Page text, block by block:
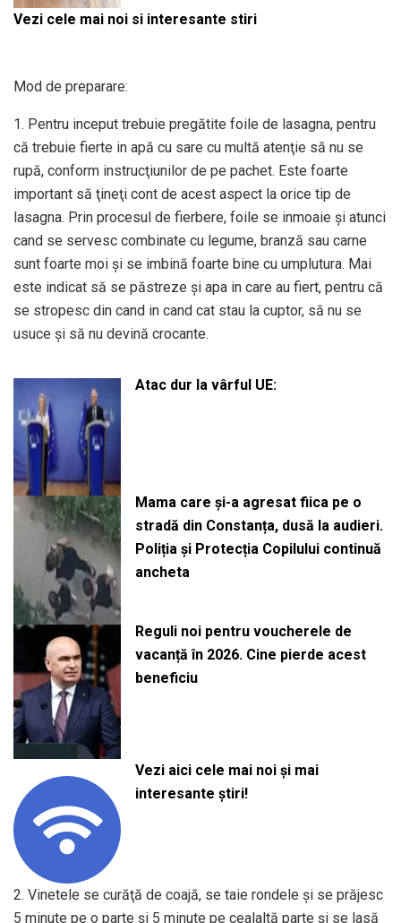
Vezi cele mai noi si interesante stiri
Mod de preparare:
1. Pentru inceput trebuie pregătite foile de lasagna, pentru
că trebuie fierte in apă cu sare cu multă atenţie să nu se
rupă, conform instrucţiunilor de pe pachet. Este foarte
important să ţineţi cont de acest aspect la orice tip de
lasagna. Prin procesul de fierbere, foile se inmoaie şi atunci
cand se servesc combinate cu legume, branză sau carne
sunt foarte moi şi se imbină foarte bine cu umplutura. Mai
este indicat să se păstreze şi apa in care au fiert, pentru că
se stropesc din cand in cand cat stau la cuptor, să nu se
usuce şi să nu devină crocante.
Atac dur la vârful UE:
Mama care și-a agresat fiica pe o
stradă din Constanța, dusă la audieri.
Poliția și Protecția Copilului continuă
ancheta
Reguli noi pentru voucherele de
vacanță în 2026. Cine pierde acest
beneficiu
Vezi aici cele mai noi și mai
interesante știri!
2. Vinetele se curăţă de coajă, se taie rondele şi se prăjesc
5 minute pe o parte şi 5 minute pe cealaltă parte şi se lasă